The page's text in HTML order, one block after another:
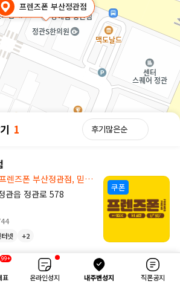
프렌즈폰 부산정관점
1
🟡 부산 핸드폰성지 프렌즈폰 부산정관점, 믿고 찾는 부산 휴대폰매장
관읍 정관로 578
터넷 +2
쿠폰
99+
표 온라인성지 내주변성지 직폰공지